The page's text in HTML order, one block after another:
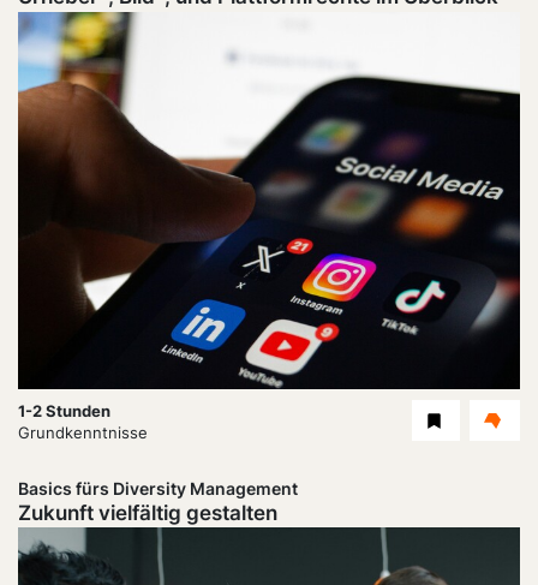
Dauer:
1-2 Stunden
Level
Grundkenntnisse
Basics fürs Diversity Management
Zukunft vielfältig gestalten